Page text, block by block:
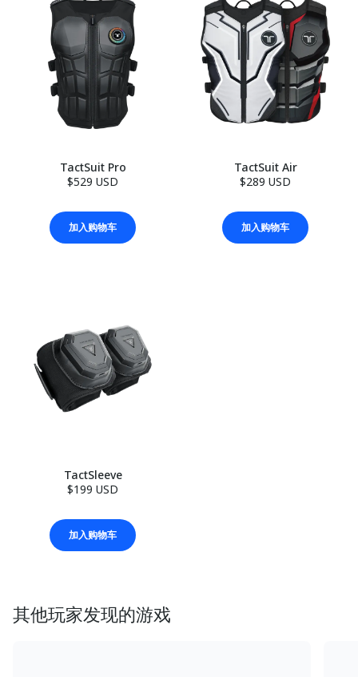
TactSuit Pro
$529 USD
加入购物车
TactSuit Air
$289 USD
加入购物车
TactSleeve
$199 USD
加入购物车
其他玩家发现的游戏